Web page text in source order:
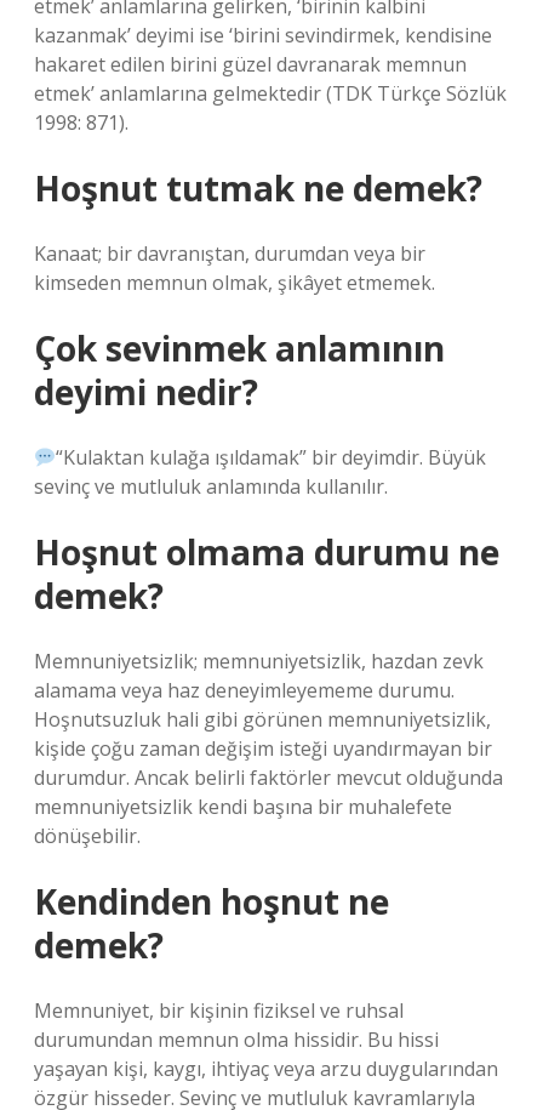
etmek’ anlamlarına gelirken, ‘birinin kalbini
kazanmak’ deyimi ise ‘birini sevindirmek, kendisine
hakaret edilen birini güzel davranarak memnun
etmek’ anlamlarına gelmektedir (TDK Türkçe Sözlük
1998: 871).
Hoşnut tutmak ne demek?
Kanaat; bir davranıştan, durumdan veya bir
kimseden memnun olmak, şikâyet etmemek.
Çok sevinmek anlamının
deyimi nedir?
“Kulaktan kulağa ışıldamak” bir deyimdir. Büyük
sevinç ve mutluluk anlamında kullanılır.
Hoşnut olmama durumu ne
demek?
Memnuniyetsizlik; memnuniyetsizlik, hazdan zevk
alamama veya haz deneyimleyememe durumu.
Hoşnutsuzluk hali gibi görünen memnuniyetsizlik,
kişide çoğu zaman değişim isteği uyandırmayan bir
durumdur. Ancak belirli faktörler mevcut olduğunda
memnuniyetsizlik kendi başına bir muhalefete
dönüşebilir.
Kendinden hoşnut ne
demek?
Memnuniyet, bir kişinin fiziksel ve ruhsal
durumundan memnun olma hissidir. Bu hissi
yaşayan kişi, kaygı, ihtiyaç veya arzu duygularından
özgür hisseder. Sevinç ve mutluluk kavramlarıyla